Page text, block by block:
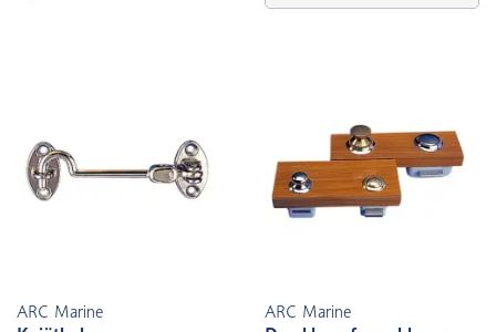
ARC Marine ARC Marine